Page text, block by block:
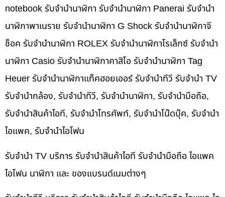
notebook รับจำนำนาฬิกา รับจำนำนาฬิกา Panerai รับจำนำ
นาฬิกาพาเนราย รับจำนำนาฬิกา G Shock รับจำนำนาฬิกาจี
ช็อค รับจำนำนาฬิกา ROLEX รับจำนำนาฬิกาโรเล็กซ์ รับจำนำ
นาฬิกา Casio รับจำนำนาฬิกาคาสิโอ รับจำนำนาฬิกา Tag
Heuer รับจำนำนาฬิกาแท็คฮอยเออร์ รับจำนำทีวี รับจำนำ TV
รับจำนำกล้อง, รับจำนำทีวี, รับจำนำนาฬิกา, รับจำนำมือถือ,
รับจำนำสินค้าไอที, รับจำนำโทรศัพท์, รับจำนำโน๊ดบุ๊ค, รับจำนำ
ไอแพค, รับจำนำไอโฟน
รับจำนำ TV บริการ รับจำนำสินค้าไอที รับจำนำมือถือ ไอแพค
ไอโฟน นาฬิกา และ ของแบรนด์เนมต่างๆ